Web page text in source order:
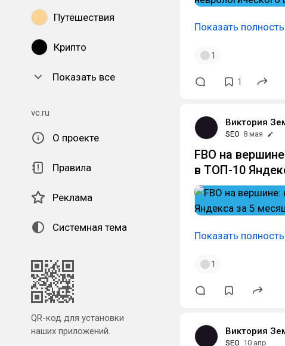
Путешествия
Крипто
Показать все
vc.ru
О проекте
Правила
Реклама
Системная тема
QR-код для установки
наших приложений.
Показать
1
1
Виктория
SEO 8 мая
FBO на
в ТОП-10
Показать
1
Виктория
SEO 10 апр